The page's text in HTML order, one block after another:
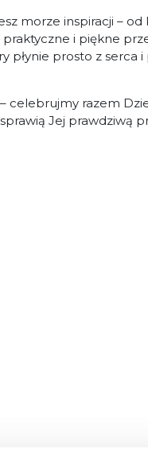
morze inspiracji – od
i piękne
płynie prosto z serca
celebrujmy razem
Jej prawdziwą